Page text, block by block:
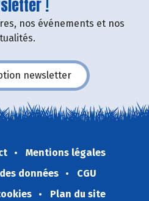
!
nos événements et nos
newsletter
Mentions légales
données
CGU
Plan du site